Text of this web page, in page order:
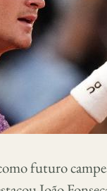
futuro